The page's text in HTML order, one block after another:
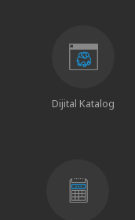
Dijital Katalog